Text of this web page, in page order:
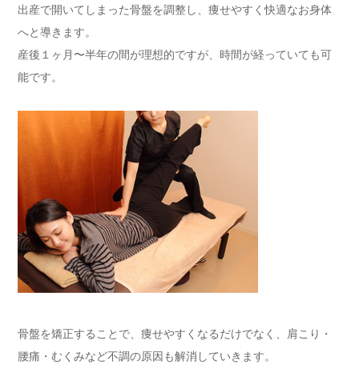
出産で開いてしまった骨盤を調整し、痩せやすく快適なお身体
へと導きます。
産後１ヶ月〜半年の間が理想的ですが、時間が経っていても可
能です。
骨盤を矯正することで、痩せやすくなるだけでなく、肩こり・
腰痛・むくみなど不調の原因も解消していきます。